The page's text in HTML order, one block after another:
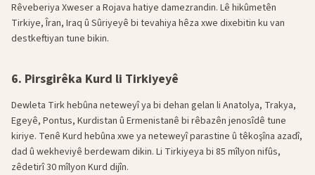
Rêveberiya Xweser a Rojava hatiye damezrandin. Lê hikûmetên
Tirkiye, Îran, Iraq û Sûriyeyê bi tevahiya hêza xwe dixebitin ku van
destkeftiyan tune bikin.
6. Pirsgirêka Kurd li Tirkiyeyê
Dewleta Tirk hebûna neteweyî ya bi dehan gelan li Anatolya, Trakya,
Egeyê, Pontus, Kurdistan û Ermenistanê bi rêbazên jenosîdê tune
kiriye. Tenê Kurd hebûna xwe ya neteweyî parastine û têkoşîna azadî,
dad û wekheviyê berdewam dikin. Li Tirkiyeya bi 85 mîlyon nifûs,
zêdetirî 30 mîlyon Kurd dijîn.